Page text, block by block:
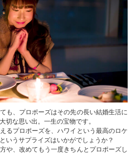
も、プロポーズはその先の長い結婚生活に
切な思い出。一生の宝物です。
るプロポーズを、ハワイという最高のロケ
いうサプライズはいかがでしょうか？
や、改めてもう一度きちんとプロポーズし